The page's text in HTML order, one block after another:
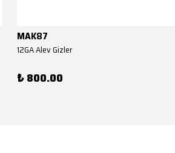
MAK87
12GA Alev Gizler
₺ 800.00